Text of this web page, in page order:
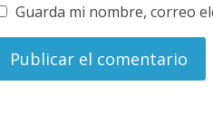
Guarda mi nombre, correo